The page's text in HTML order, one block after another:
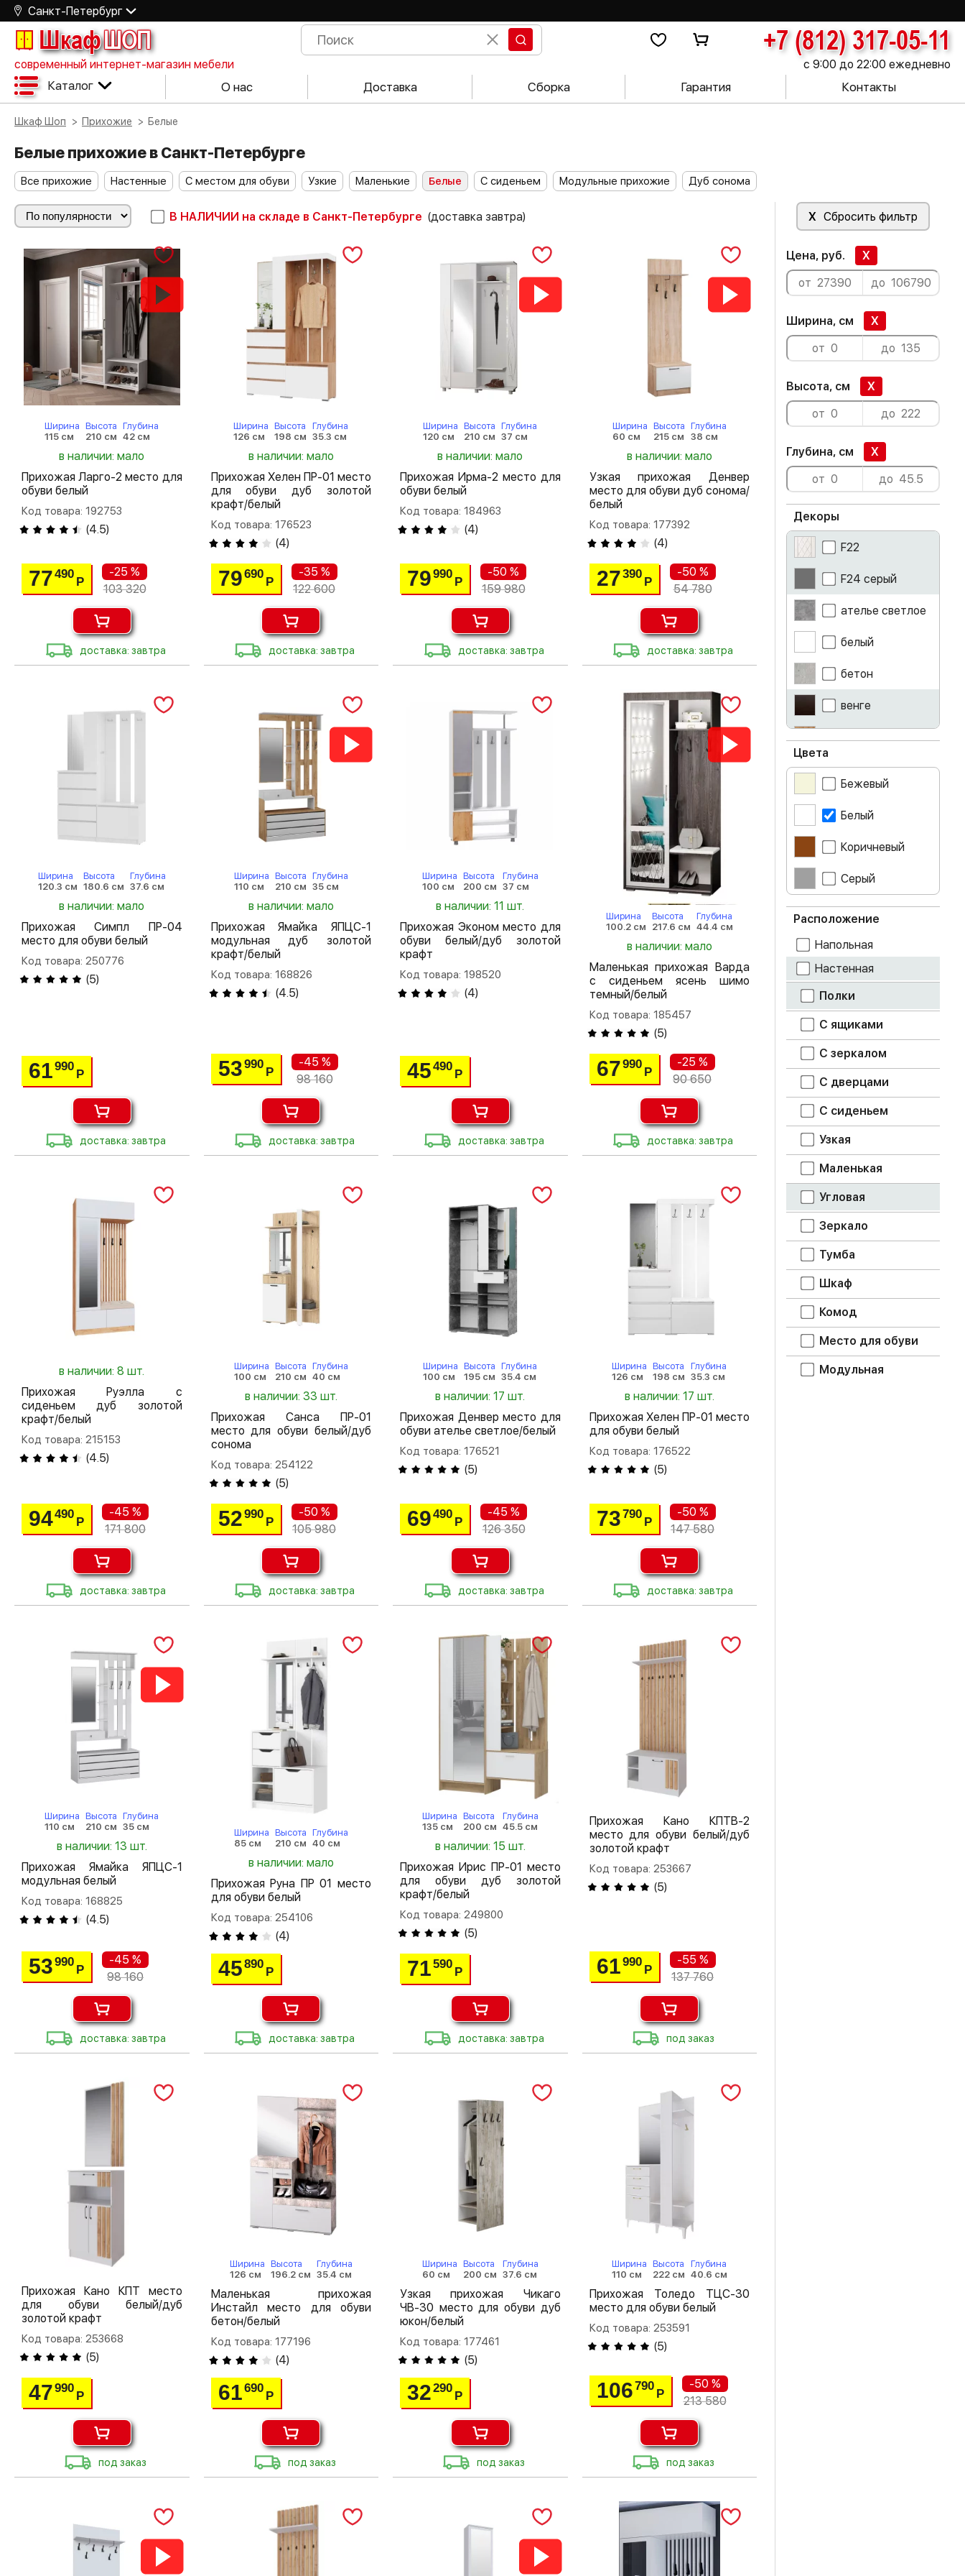
Санкт-Петербург
ШкафШОП +7 (812) 317-05-11
современный интернет-магазин мебели с 9:00 до 22:00 ежедневно
Каталог О нас Доставка Сборка Гарантия Контакты
Шкаф Шоп Прихожие Белые
Белые прихожие в Санкт-Петербурге
Все прихожие Настенные С местом для обуви Узкие Маленькие Белые С сиденьем Модульные прихожие Дуб сонома
В НАЛИЧИИ на складе в Санкт-Петербурге (доставка завтра)
Ширина
115 см
Высота
210 см
Глубина
42 см
в наличии: мало
Прихожая Ларго-2 место для
обуви белый
Код товара: 192753
(4.5)
77490
Р
-25 %
103 320
доставка: завтра
Ширина
126 см
Высота
198 см
Глубина
35.3 см
в наличии: мало
Прихожая Хелен ПР-01 место
для обуви дуб золотой
крафт/белый
Код товара: 176523
(4)
79690
Р
-35 %
122 600
доставка: завтра
Ширина
120 см
Высота
210 см
Глубина
37 см
в наличии: мало
Прихожая Ирма-2 место для
обуви белый
Код товара: 184963
(4)
79990
Р
-50 %
159 980
доставка: завтра
Ширина
60 см
Высота
215 см
Глубина
38 см
в наличии: мало
Узкая прихожая Денвер
место для обуви дуб сонома/
белый
Код товара: 177392
(4)
27390
Р
-50 %
54 780
доставка: завтра
Ширина
120.3 см
Высота
180.6 см
Глубина
37.6 см
в наличии: мало
Прихожая Симпл ПР-04
место для обуви белый
Код товара: 250776
(5)
61990
Р
доставка: завтра
Ширина
110 см
Высота
210 см
Глубина
35 см
в наличии: мало
Прихожая Ямайка ЯПЦС-1
модульная дуб золотой
крафт/белый
Код товара: 168826
(4.5)
53990
Р
-45 %
98 160
доставка: завтра
Ширина
100 см
Высота
200 см
Глубина
37 см
в наличии: 11 шт.
Прихожая Эконом место для
обуви белый/дуб золотой
крафт
Код товара: 198520
(4)
45490
Р
доставка: завтра
Ширина
100.2 см
Высота
217.6 см
Глубина
44.4 см
в наличии: мало
Маленькая прихожая Варда
с сиденьем ясень шимо
темный/белый
Код товара: 185457
(5)
67990
Р
-25 %
90 650
доставка: завтра
в наличии: 8 шт.
Прихожая Руэлла с
сиденьем дуб золотой
крафт/белый
Код товара: 215153
(4.5)
94490
Р
-45 %
171 800
доставка: завтра
Ширина
100 см
Высота
210 см
Глубина
40 см
в наличии: 33 шт.
Прихожая Санса ПР-01
место для обуви белый/дуб
сонома
Код товара: 254122
(5)
52990
Р
-50 %
105 980
доставка: завтра
Ширина
100 см
Высота
195 см
Глубина
35.4 см
в наличии: 17 шт.
Прихожая Денвер место для
обуви ателье светлое/белый
Код товара: 176521
(5)
69490
Р
-45 %
126 350
доставка: завтра
Ширина
126 см
Высота
198 см
Глубина
35.3 см
в наличии: 17 шт.
Прихожая Хелен ПР-01 место
для обуви белый
Код товара: 176522
(5)
73790
Р
-50 %
147 580
доставка: завтра
Ширина
110 см
Высота
210 см
Глубина
35 см
в наличии: 13 шт.
Прихожая Ямайка ЯПЦС-1
модульная белый
Код товара: 168825
(4.5)
53990
Р
-45 %
98 160
доставка: завтра
Ширина
85 см
Высота
210 см
Глубина
40 см
в наличии: мало
Прихожая Руна ПР 01 место
для обуви белый
Код товара: 254106
(4)
45890
Р
доставка: завтра
Ширина
135 см
Высота
200 см
Глубина
45.5 см
в наличии: 15 шт.
Прихожая Ирис ПР-01 место
для обуви дуб золотой
крафт/белый
Код товара: 249800
(5)
71590
Р
доставка: завтра
Прихожая Кано КПТВ-2
место для обуви белый/дуб
золотой крафт
Код товара: 253667
(5)
61990
Р
-55 %
137 760
под заказ
Прихожая Кано КПТ место
для обуви белый/дуб
золотой крафт
Код товара: 253668
(5)
47990
Р
под заказ
Ширина
126 см
Высота
196.2 см
Глубина
35.4 см
Маленькая прихожая
Инстайл место для обуви
бетон/белый
Код товара: 177196
(4)
61690
Р
под заказ
Ширина
60 см
Высота
200 см
Глубина
37.6 см
Узкая прихожая Чикаго
ЧВ-30 место для обуви дуб
юкон/белый
Код товара: 177461
(5)
32290
Р
под заказ
Ширина
110 см
Высота
222 см
Глубина
40.6 см
Прихожая Толедо ТЦС-30
место для обуви белый
Код товара: 253591
(5)
106790
Р
-50 %
213 580
под заказ
X Сбросить фильтр
Цена, руб. X
Ширина, см X
Высота, см X
Глубина, см X
Декоры
F22
F24 серый
ателье светлое
белый
бетон
венге
графит
дуб золотой
крафт
дуб крафт белый
дуб крафт серый
дуб крафт
табачный
дуб сонома
дуб юкон
кашемир
грей
мрамор дарк
мрамор лайт
ясень темный
Цвета
Бежевый
Белый
Коричневый
Серый
Расположение
Напольная
Настенная
Полки
С ящиками
С зеркалом
С дверцами
С сиденьем
Узкая
Маленькая
Угловая
Зеркало
Тумба
Шкаф
Комод
Место для обуви
Модульная